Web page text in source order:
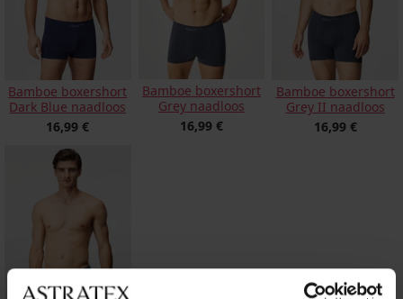
Bamboe boxershort
Dark Blue naadloos
16,99 €
Bamboe boxershort
Grey naadloos
16,99 €
Bamboe boxershort
Grey II naadloos
16,99 €